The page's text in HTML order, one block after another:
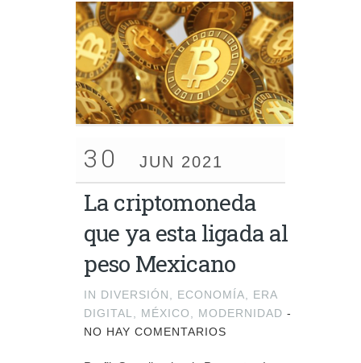
30 JUN 2021
La criptomoneda
que ya esta ligada al
peso Mexicano
IN DIVERSIÓN ECONOMÍA
ERA
DIGITAL
MÉXICO MODERNIDAD -
NO HAY COMENTARIOS